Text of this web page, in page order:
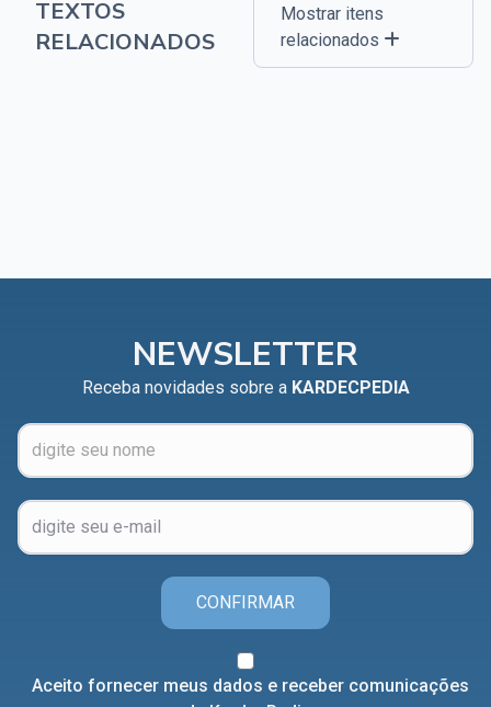
TEXTOS
RELACIONADOS
Mostrar itens
relacionados
NEWSLETTER
Receba novidades sobre a KARDECPEDIA
CONFIRMAR
Aceito fornecer meus dados e receber comunicações